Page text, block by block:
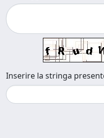
Inserire la stringa